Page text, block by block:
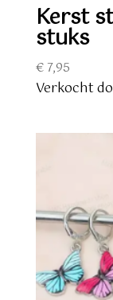
Kerst
stuks
€7,95
Verkocht